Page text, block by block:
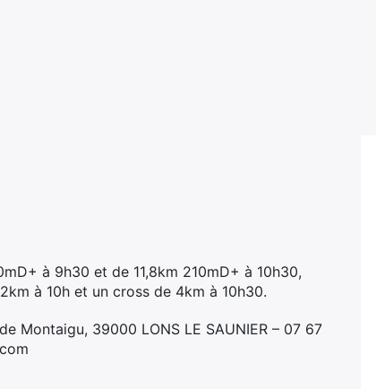
à 9h30 et de 11,8km 210mD+ à 10h30,
à 10h et un cross de 4km à 10h30.
Montaigu, 39000 LONS LE SAUNIER – 07 67